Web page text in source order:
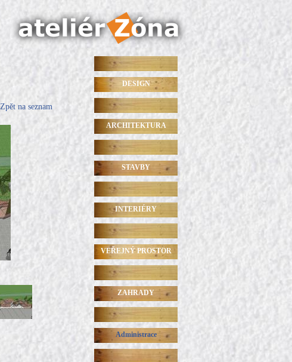
Zpět na seznam
DESIGN
ARCHITEKTURA
STAVBY
INTERIÉRY
VEŘEJNÝ PROSTOR
ZAHRADY
Administrace